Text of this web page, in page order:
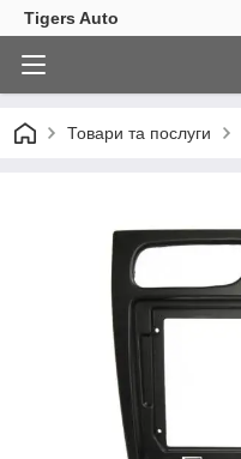
Tigers Auto
Товари та послуги